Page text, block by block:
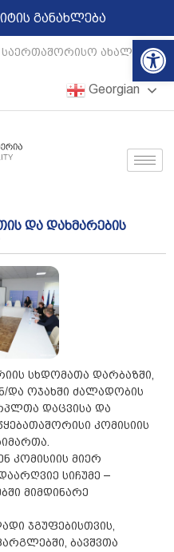
განახლება
Georgian
და დახმარების
სხდომათა დარბაზში,
და ოჯახში ძალადობის
დაცვისა და
კომისიის
კომისიის მიერ
სიჩუმე –
მიმდინარე
ჯგუფებისთვის,
ბავშვთა